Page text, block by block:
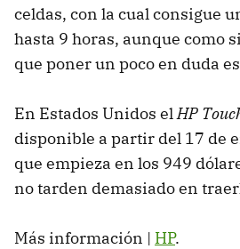
celdas, con la cual consigue
hasta 9 horas, aunque como
que poner un poco en duda
En Estados Unidos el HP
disponible a partir del 17 de
que empieza en los 949
no tarden demasiado en
Más información | HP.